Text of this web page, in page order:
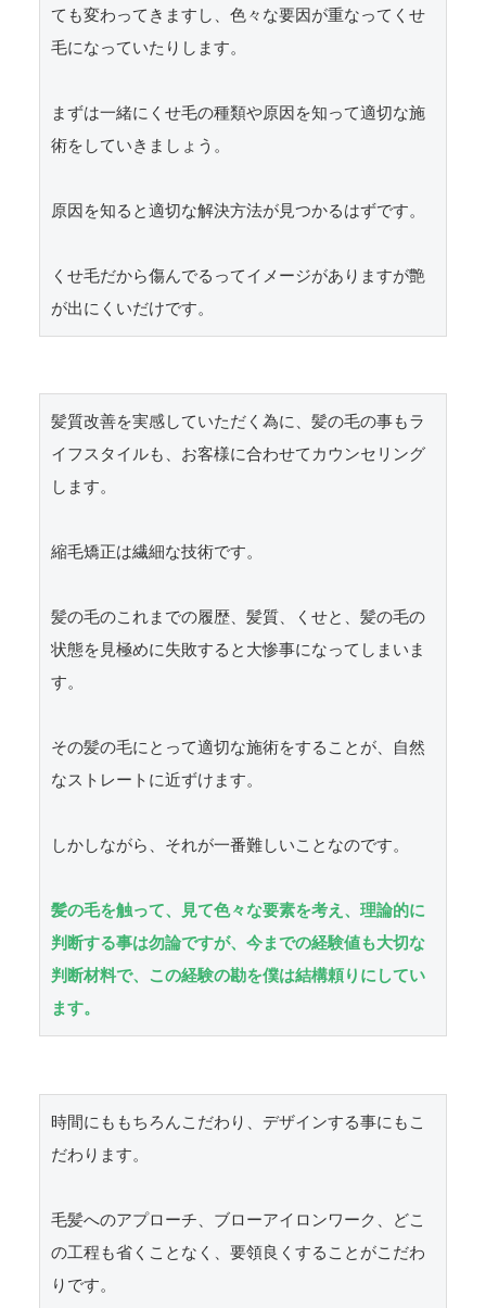
ても変わってきますし、色々な要因が重なってくせ
毛になっていたりします。
まずは一緒にくせ毛の種類や原因を知って適切な施
術をしていきましょう。
原因を知ると適切な解決方法が見つかるはずです。
くせ毛だから傷んでるってイメージがありますが艶
が出にくいだけです。
髪質改善を実感していただく為に、髪の毛の事もラ
イフスタイルも、お客様に合わせてカウンセリング
します。
縮毛矯正は繊細な技術です。
髪の毛のこれまでの履歴、髪質、くせと、髪の毛の
状態を見極めに失敗すると大惨事になってしまいま
す。
その髪の毛にとって適切な施術をすることが、自然
なストレートに近ずけます。
しかしながら、それが一番難しいことなのです。
髪の毛を触って、見て色々な要素を考え、理論的に
判断する事は勿論ですが、今までの経験値も大切な
判断材料で、この経験の勘を僕は結構頼りにしてい
ます。
時間にももちろんこだわり、デザインする事にもこ
だわります。
毛髪へのアプローチ、ブローアイロンワーク、どこ
の工程も省くことなく、要領良くすることがこだわ
りです。